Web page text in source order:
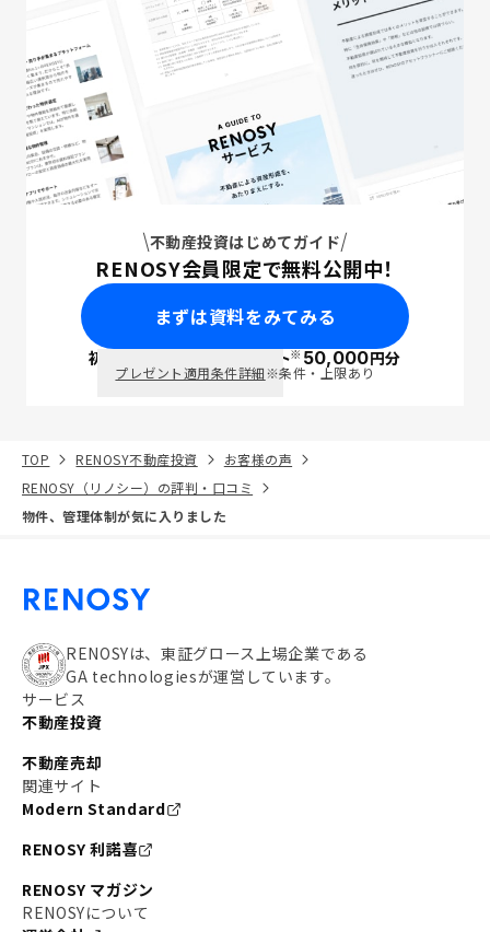
不動産投資はじめてガイド
RENOSY会員限定で無料公開中！
まずは資料をみてみる
初回面談で ポイント※50,000円分
プレゼント適用条件詳細※条件・上限あり
TOP RENOSY不動産投資
お客様の声
RENOSY（リノシー）の評判・口コミ
物件、管理体制が気に入りました
RENOSYは、東証グロース上場企業である
GA technologiesが運営しています。
サービス
不動産投資
不動産売却
関連サイト
Modern Standard
RENOSY 利諾喜
RENOSY マガジン
RENOSYについて